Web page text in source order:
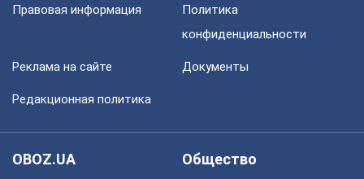
Правовая информация
Политика
конфиденциальности
Реклама на сайте Документы
Редакционная политика
OBOZ.UA
Общество